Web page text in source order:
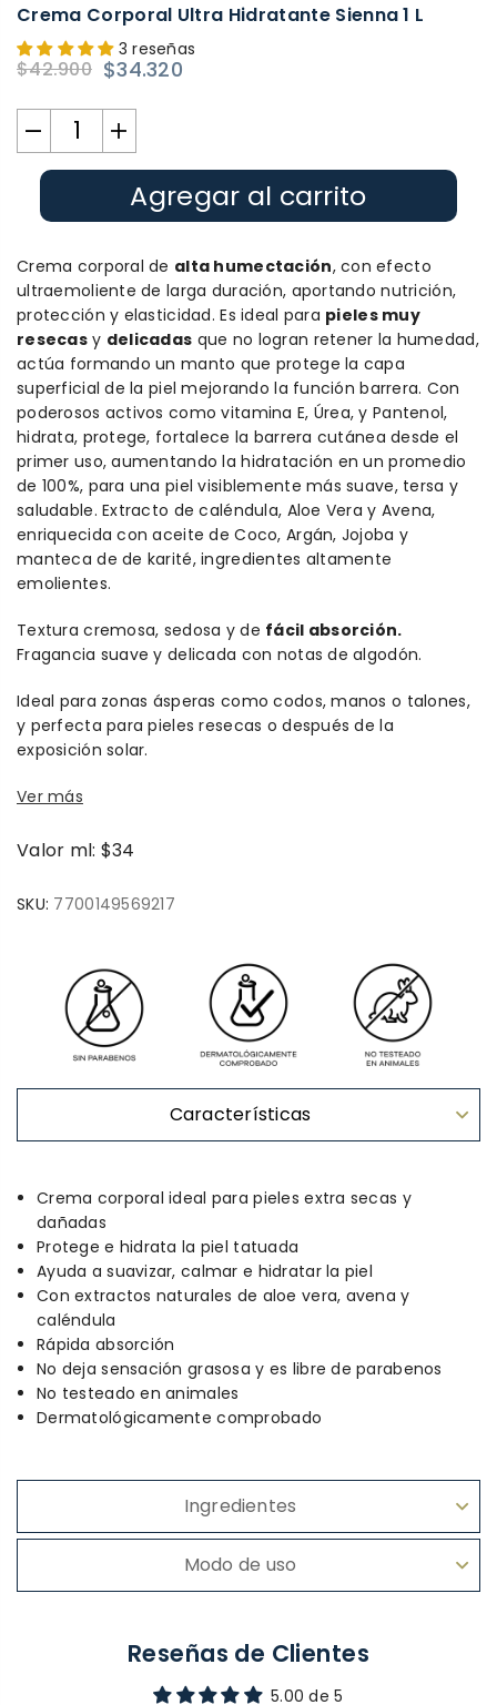
Crema Corporal Ultra Hidratante Sienna 1 L
3 reseñas
Precio
habitual
$42.900 $34.320
Agregar al carrito
Crema corporal de alta humectación, con efecto
ultraemoliente de larga duración, aportando nutrición,
protección y elasticidad. Es ideal para pieles muy
resecasy delicadas que no logran retener la humedad,
actúa formando un manto que protege la capa
superficial de la piel mejorando la función barrera. Con
poderosos activos como vitamina E, Úrea, y Pantenol,
hidrata, protege, fortalece la barrera cutánea desde el
primer uso, aumentando la hidratación en un promedio
de 100%, para una piel visiblemente más suave, tersa y
saludable. Extracto de caléndula, Aloe Vera y Avena,
enriquecida con aceite de Coco, Argán, Jojoba y
manteca de de karité, ingredientes altamente
emolientes.
Textura cremosa, sedosa y de fácil absorción.
Fragancia suave y delicada con notas de algodón.
Ideal para zonas ásperas como codos, manos o talones,
y perfecta para pieles resecas o después de la
exposición solar.
Ver más
Valor ml: $34
SKU: 7700149569217
Características
Crema corporal ideal para pieles extra secas y
dañadas
Protege e hidrata la piel tatuada
Ayuda a suavizar, calmar e hidratar la piel
Con extractos naturales de aloe vera, avena y
caléndula
Rápida absorción
No deja sensación grasosa y es libre de parabenos
No testeado en animales
Dermatológicamente comprobado
Ingredientes
Modo de uso
Reseñas de Clientes
5.00 de 5